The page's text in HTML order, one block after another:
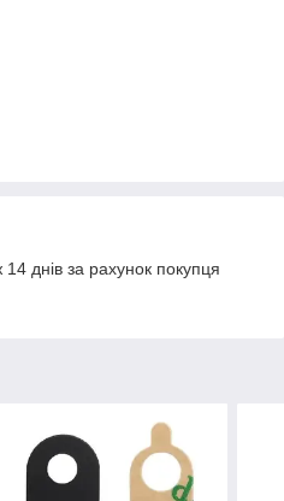
днів за рахунок покупця